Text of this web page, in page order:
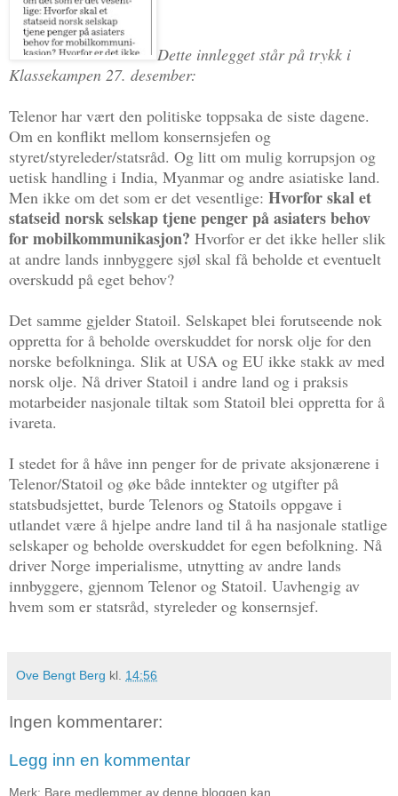
Dette innlegget står på trykk i
Klassekampen 27. desember:
Telenor har vært den politiske toppsaka de siste dagene.
Om en konflikt mellom konsernsjefen og
styret/styreleder/statsråd. Og litt om mulig korrupsjon og
uetisk handling i India, Myanmar og andre asiatiske land.
Men ikke om det som er det vesentlige: Hvorfor skal et
statseid norsk selskap tjene penger på asiaters behov
for mobilkommunikasjon? Hvorfor er det ikke heller slik
at andre lands innbyggere sjøl skal få beholde et eventuelt
overskudd på eget behov?
Det samme gjelder Statoil. Selskapet blei forutseende nok
oppretta for å beholde overskuddet for norsk olje for den
norske befolkninga. Slik at USA og EU ikke stakk av med
norsk olje. Nå driver Statoil i andre land og i praksis
motarbeider nasjonale tiltak som Statoil blei oppretta for å
ivareta.
I stedet for å håve inn penger for de private aksjonærene i
Telenor/Statoil og øke både inntekter og utgifter på
statsbudsjettet, burde Telenors og Statoils oppgave i
utlandet være å hjelpe andre land til å ha nasjonale statlige
selskaper og beholde overskuddet for egen befolkning. Nå
driver Norge imperialisme, utnytting av andre lands
innbyggere, gjennom Telenor og Statoil. Uavhengig av
hvem som er statsråd, styreleder og konsernsjef.
Ove Bengt Berg kl. 14:56
Ingen kommentarer:
Legg inn en kommentar
Merk: Bare medlemmer av denne bloggen kan